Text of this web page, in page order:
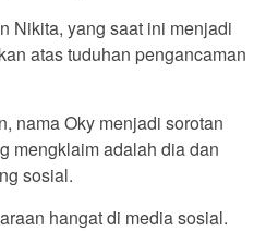
Nikita, yang saat ini menjadi
atas tuduhan pengancaman
nama Oky menjadi sorotan
mengklaim adalah dia dan
sosial.
hangat di media sosial.